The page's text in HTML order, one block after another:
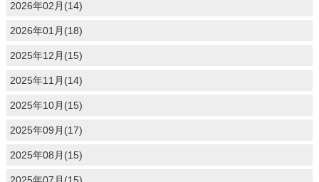
2026年02月(14)
2026年01月(18)
2025年12月(15)
2025年11月(14)
2025年10月(15)
2025年09月(17)
2025年08月(15)
2025年07月(15)